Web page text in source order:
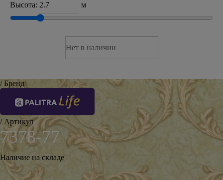
Высота: м
Нет в наличии
/ Бренд
/ Артикул
7378-77
Наличие на складе